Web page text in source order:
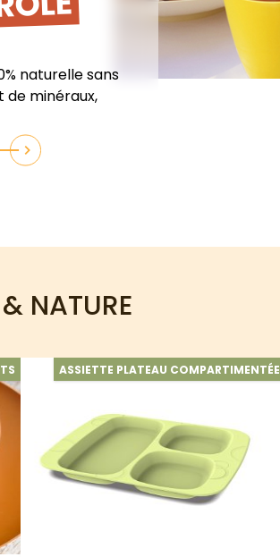
naturelle sans
de minéraux,
NATURE
ASSIETTE PLATEAU COMPARTIMENTÉE